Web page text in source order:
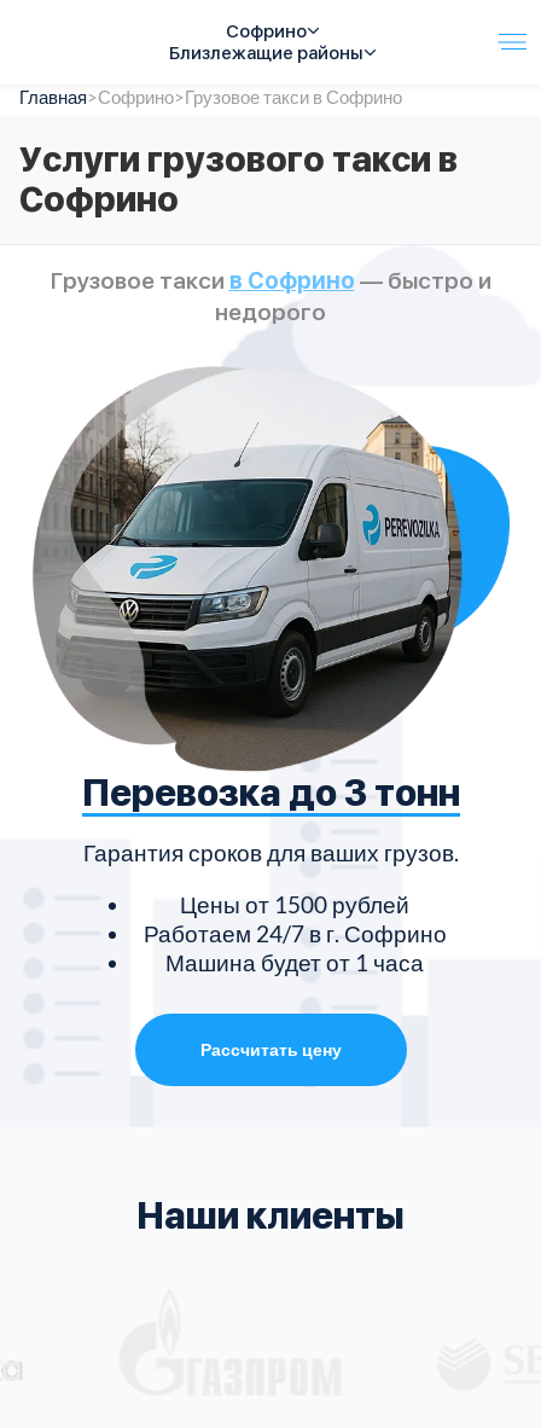
Софрино
Близлежащие районы
Услуги
Автопарк
Тарифы
Акции
Контакты
Главная>Софрино>Грузовое такси в Софрино
Услуги грузового такси в
Софрино
Грузовое такси в Софрино — быстро и
недорого
Перевозка до 3 тонн
Гарантия сроков для ваших грузов.
Цены от 1500 рублей
Работаем 24/7 в г. Софрино
Машина будет от 1 часа
Рассчитать цену
Наши клиенты